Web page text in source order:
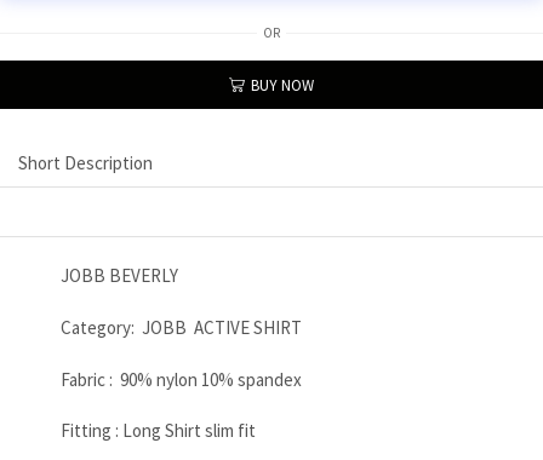
OR
BUY NOW
Short Description
JOBB BEVERLY
Category: JOBB ACTIVE SHIRT
Fabric : 90% nylon 10% spandex
Fitting : Long Shirt slim fit